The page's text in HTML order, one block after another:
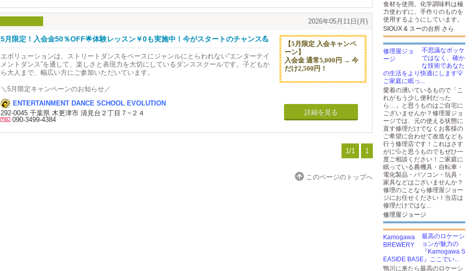
【6月の特別キャンペーン】
・入会金70％ＯＦＦ
・ホテルオークラ宿泊券orランチ券プレゼント
・パーソナルトレーニング30分無料チケット×2枚
・クラブ招待チケット2枚
・テニススクール体験チケット1枚
この夏、あなただけの「大人の休日」をアクアかずさで始めてみませんか。
2026年05月11日(月)
5月限定！入会金50％OFF🌟体験レッスン￥0も実施中！今がスタートのチャンス💪
🔥
エボリューションは、ストリートダンスをベースにジャンルにとらわれない“エンターテイ
メントダンス”を通して、楽しさと表現力を大切にしているダンススクールです。子どもか
ら大人まで、幅広い方にご参加いただいています。
＼5月限定キャンペーンのお知らせ／
―――――――――――――
■ 入会金 半額キャンペーン🎉
―――――――――――――
ENTERTAINMENT DANCE SCHOOL EVOLUTION
292-0045 千葉県 木更津市 清見台２丁目７−２４
090-3499-4384
【5月限定 入会キャンペ
ーン】
入会金 通常5,000円 → 今
だけ2,500円！
詳細を見る
1/1 1
このページのトップへ
食材を使用。化学調味料は極
力使わずに、手作りのものを
使用するようにしています。
SIOUX & スーの台所 さら
不思議なポッケ
ではなく、確か
な技術であなた
の生活をより快適にします💡
ご家庭に眠っ...
愛着の湧いているもので「こ
れがもう少し便利だった
ら…」と思うものはご自宅に
ございませんか？修理屋ジョ
ージでは、元の使える状態に
直す修理だけでなくお客様の
ご希望に合わせて改造なども
行う修理店です！これはさす
がに💦と思うものでもぜひ一
度ご相談ください！ご家庭に
眠っている農機具・自転車・
電化製品・パソコン・玩具・
家具などはございませんか？
修理のことなら修理屋ジョー
ジにお任せください！当店は
修理だけではな...
修理屋ジョージ
最高のロケーシ
ョンが魅力の
『Kamogawa S
EASIDE BASE』ここでい...
鴨川に来たら最高のロケーシ